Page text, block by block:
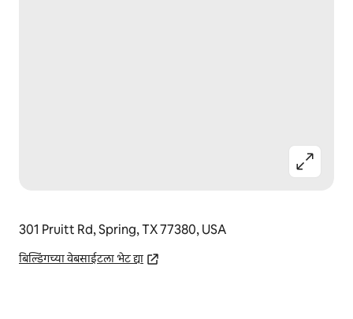
301 Pruitt Rd, Spring, TX 77380, USA
बिल्डिंगच्या वेबसाईटला भेट द्या